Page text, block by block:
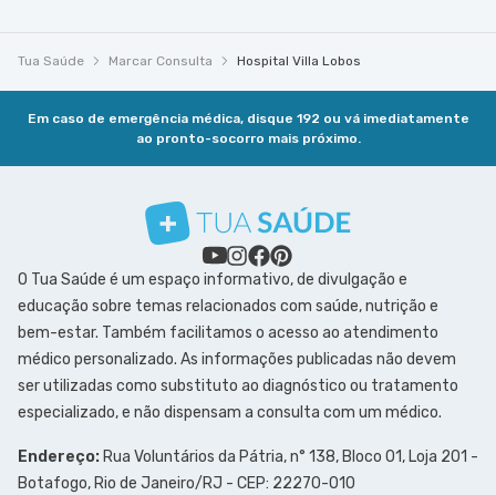
Tua Saúde Marcar Consulta Hospital Villa Lobos
Em caso de emergência médica, disque 192 ou vá imediatamente
ao pronto-socorro mais próximo.
O Tua Saúde é um espaço informativo, de divulgação e
educação sobre temas relacionados com saúde, nutrição e
bem-estar. Também facilitamos o acesso ao atendimento
médico personalizado. As informações publicadas não devem
ser utilizadas como substituto ao diagnóstico ou tratamento
especializado, e não dispensam a consulta com um médico.
Endereço: Rua Voluntários da Pátria, n° 138, Bloco 01, Loja 201 -
Botafogo, Rio de Janeiro/RJ - CEP: 22270-010